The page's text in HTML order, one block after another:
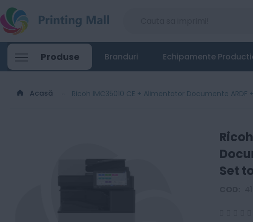
Produse Branduri Echipamente
Acasă Ricoh IMC35010 CE + Alimentator Documente ARDF
Set
Ricoh IMC35010 CE + Alimentator Documente
17415 00 Lei